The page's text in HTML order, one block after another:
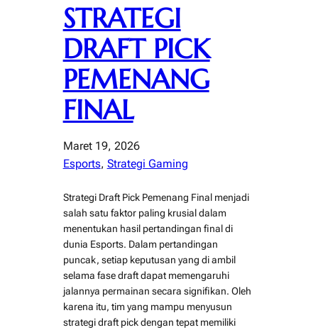
STRATEGI
DRAFT PICK
PEMENANG
FINAL
Maret 19, 2026
Esports, Strategi Gaming
Strategi Draft Pick Pemenang Final menjadi
salah satu faktor paling krusial dalam
menentukan hasil pertandingan final di
dunia Esports. Dalam pertandingan
puncak, setiap keputusan yang di ambil
selama fase draft dapat memengaruhi
jalannya permainan secara signifikan. Oleh
karena itu, tim yang mampu menyusun
strategi draft pick dengan tepat memiliki